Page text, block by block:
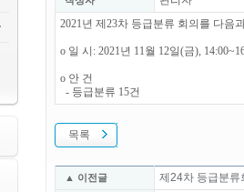
2021년 제23차 등급분류 회의를 다음
o 일 시: 2021년 11월 12일(금),
o 안 건
- 등급분류 15건
목록
▲ 이전글 제24차 등급분류